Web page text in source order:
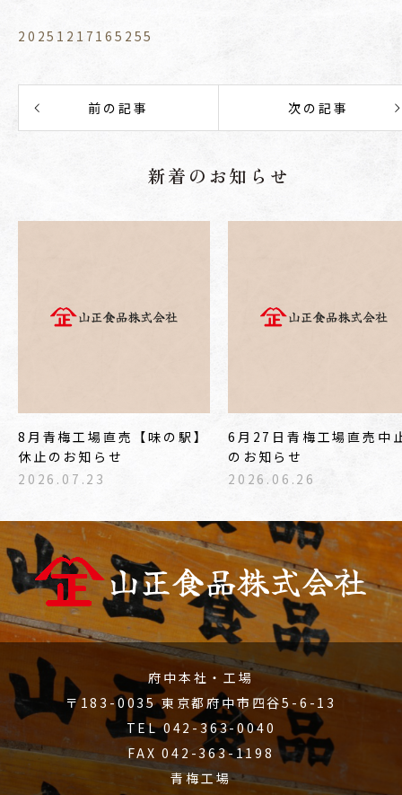
20251217165255
前の記事 次の記事
新着のお知らせ
8月青梅工場直売【味の駅】
休止のお知らせ
2026.07.23
6月27日青梅工場直売中
のお知らせ
2026.06.26
府中本社・工場
〒183-0035 東京都府中市四谷5-6-13
TEL 042-363-0040
FAX 042-363-1198
青梅工場